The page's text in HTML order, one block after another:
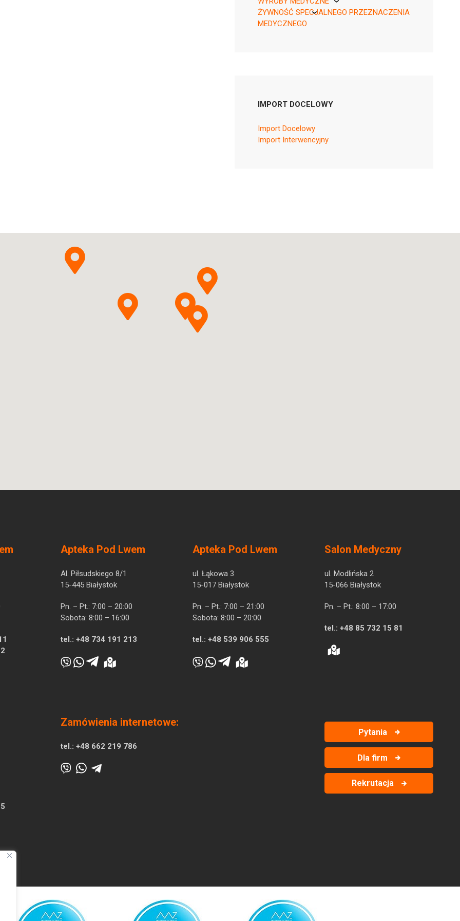
KikGel
ŻYWNOŚĆ SPECJALNEGO PRZEZNACZENIA
MEDYCZNEGO
IMPORT DOCELOWY
Import Docelowy
Import Interwencyjny
Apteka Pod Lwem
Al. Piłsudskiego 8/1
15-445 Białystok
Pn. – Pt.: 7:00 – 20:00
Sobota: 8:00 – 16:00
tel.: +48 734 191 213
Apteka Pod Lwem
ul. Łąkowa 3
15-017 Białystok
Pn. – Pt.: 7:00 – 21:00
Sobota: 8:00 – 20:00
tel.: +48 539 906 555
Salon Medyczny
ul. Modlińska 2
15-066 Białystok
Pn. – Pt.: 8:00 – 17:00
tel.: +48 85 732 15 81
Zamówienia internetowe:
tel.: +48 662 219 786
Pytania
Dla firm
Rekrutacja